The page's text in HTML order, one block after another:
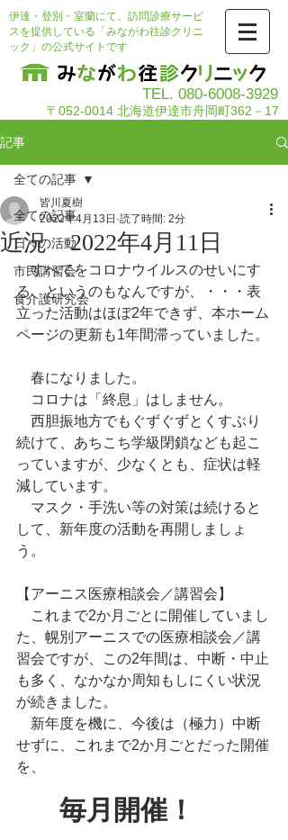
伊達・登別・室蘭にて、訪問診療サービ
スを提供している「みながわ往診クリニ
ック」の公式サイトです
TEL. 080-6008-3929
〒052-0014 北海道伊達市舟岡町362－17
記事
全ての記事
日々の活動
市民講習会
食介護研究会
全ての記事
近況 2022年4月11日
皆川夏樹
2022年4月13日 読了時間: 2分
すべてをコロナウイルスのせいにす
る、というのもなんですが、・・・表
立った活動はほぼ2年できず、本ホーム
ページの更新も1年間滞っていました。
春になりました。
コロナは「終息」はしません。
西胆振地方でもぐずぐずとくすぶり
続けて、あちこち学級閉鎖なども起こ
っていますが、少なくとも、症状は軽
減しています。
マスク・手洗い等の対策は続けると
して、新年度の活動を再開しましょ
う。
【アーニス医療相談会／講習会】
これまで2か月ごとに開催していまし
た、幌別アーニスでの医療相談会／講
習会ですが、この2年間は、中断・中止
も多く、なかなか周知もしにくい状況
が続きました。
新年度を機に、今後は（極力）中断
せずに、これまで2か月ごとだった開催
を、
毎月開催！